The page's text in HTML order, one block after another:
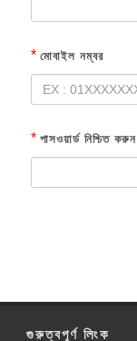
* মোবাইল নম্বর
* পাসওয়ার্ড নিশ্চিত করুন
গুরুত্বপূর্ণ লিংক